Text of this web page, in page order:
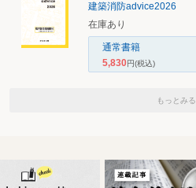
建築消防advice2026
在庫あり
通常書籍
5,830円(税込)
もっとみる